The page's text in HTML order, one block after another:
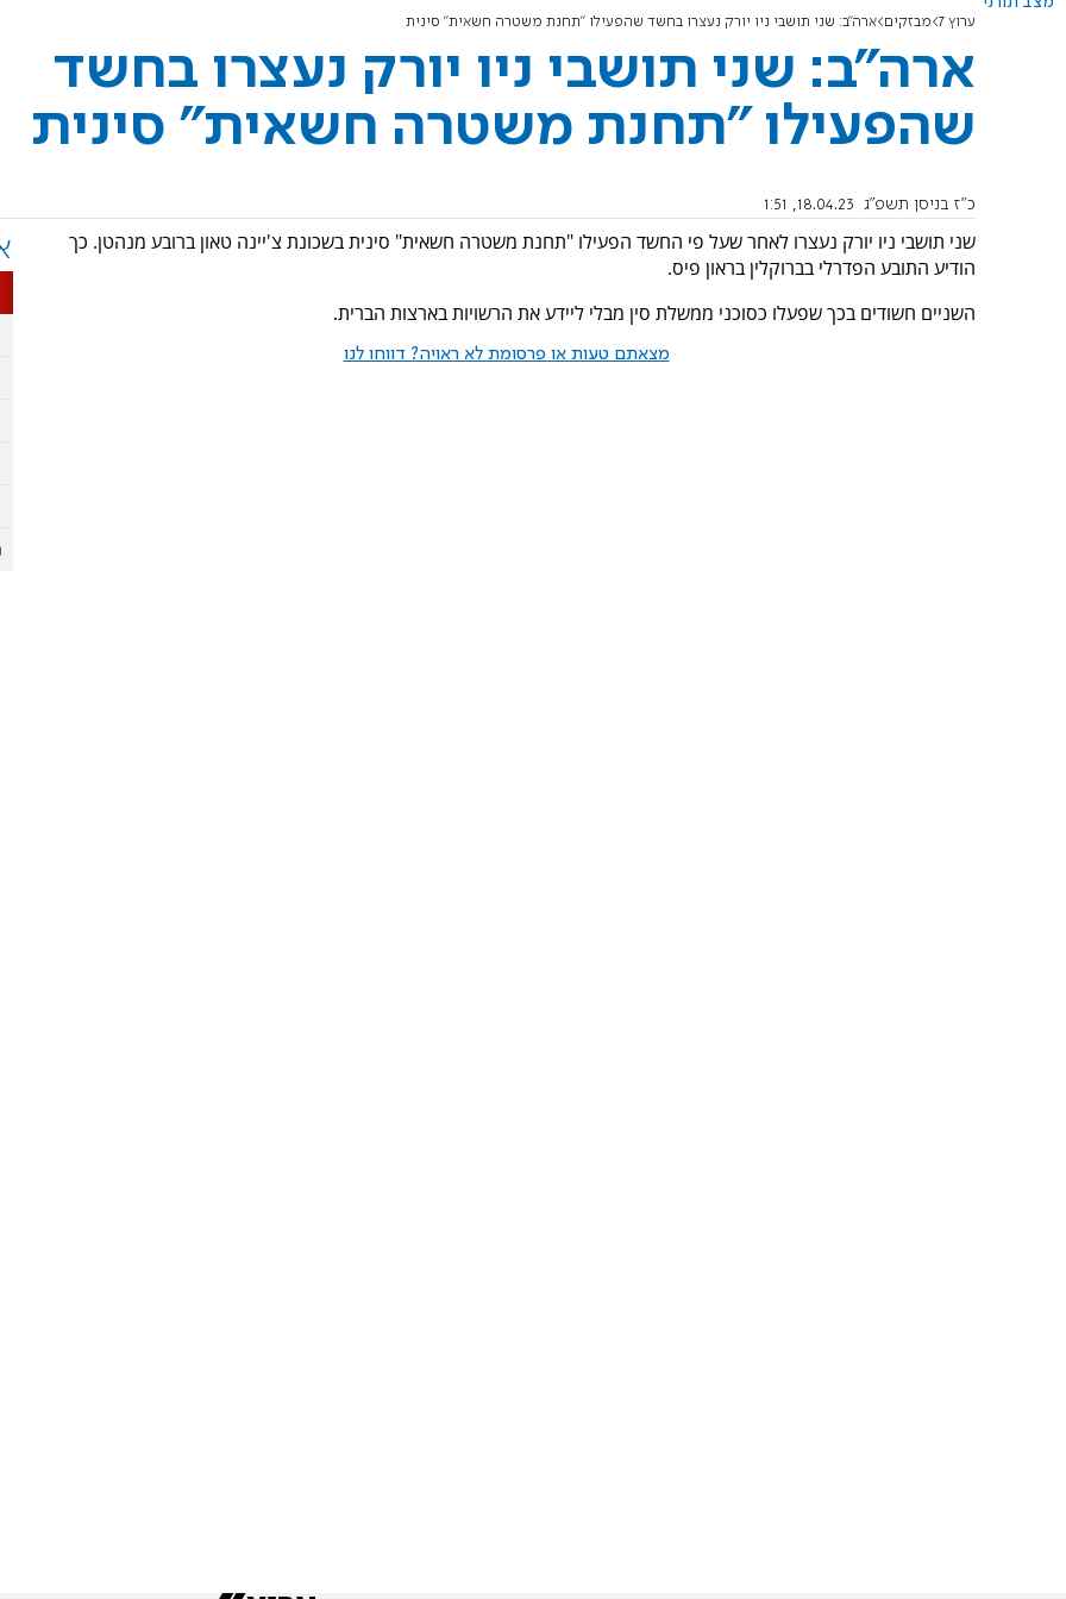
ערוץ 7 מבזקים ארה"ב: שני תושבי ניו יורק נעצרו בחשד שהפעילו "תחנת משטרה חשאית" סינית
ארה"ב: שני תושבי ניו יורק נעצרו בחשד
שהפעילו "תחנת משטרה חשאית" סינית
כ"ז בניסן תשפ"ג 18.04.23, 1:51
שני תושבי ניו יורק נעצרו לאחר שעל פי החשד הפעילו "תחנת משטרה חשאית" סינית בשכונת צ'יינה טאון ברובע מנהטן. כך
הודיע התובע הפדרלי בברוקלין בראון פיס.
השניים חשודים בכך שפעלו כסוכני ממשלת סין מבלי ליידע את הרשויות בארצות הברית.
מצאתם טעות או פרסומת לא ראויה? דווחו לנו